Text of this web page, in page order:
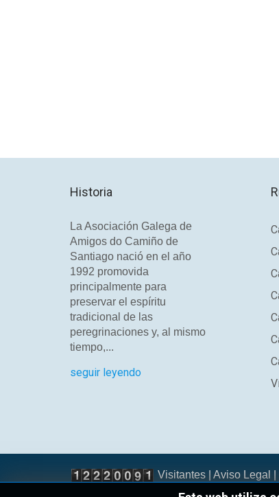
Historia
La Asociación Galega de
Amigos do Camiño de
Santiago nació en el año
1992 promovida
principalmente para
preservar el espíritu
tradicional de las
peregrinaciones y, al mismo
tiempo,...
seguir leyendo
Visitantes | Aviso Legal